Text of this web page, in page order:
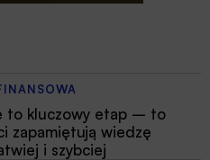
to kluczowy etap – to
zapamiętują wiedzę
i szybciej